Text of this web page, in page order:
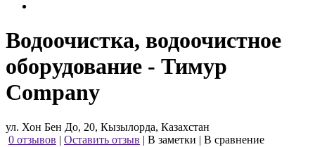
Водоочистка, водоочистное
оборудование - Тимур
Company
ул. Хон Бен До, 20, Кызылорда, Казахстан
0 отзывов | Оставить отзыв | В заметки | В сравнение